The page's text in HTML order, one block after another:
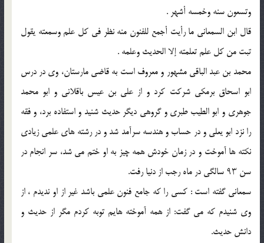
وتسعون سنه وخمسه أشهر .
قال ابن السمعانی ما رأیت أجمع للفنون منه نظر فی کل علم وسمعته یقول
تبت من کل علم تعلمته إلا الحدیث وعلمه .
محمد بن عبد الباقی مشهور و معروف است به قاضی مارستان، وی در درس
ابو اسحاق برمکی شرکت کرد و از علی بن عیس باقلانی و ابو محمد
جوهری و ابو الطیب طبری و گروهی دیگر حدیث شنید و استفاده برد، و فقه
را نزد ابو یعلی و در حساب و هندسه سرآمد شد و در رشته های علمی زیادی
نکته ها آموخت و در زمان خودش همه چیز به او ختم می شد، سر انجام در
سن ۹۳ سالگی در ماه رجب از دنیا رفت.
سمعانی گفته است : کسی را که جامع فنون علمی باشد غیر از او ندیدم ، از
وی شنیدم که می گفت: از همه آموخته هایم توبه کردم مگر از حدیث و
دانش حدیث.